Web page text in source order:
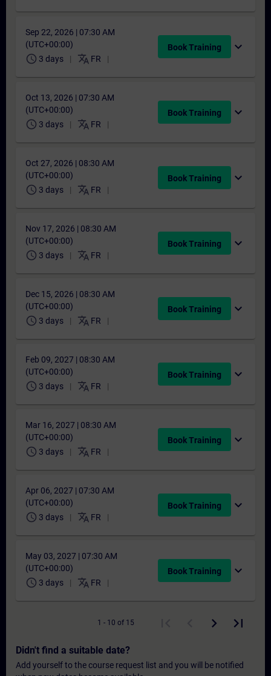
Sep 22, 2026 | 07:30 AM
(UTC+00:00)
schedule 3 days translate FR
Book Training expand_more
Oct 13, 2026 | 07:30 AM
(UTC+00:00)
schedule 3 days translate FR
Book Training expand_more
Oct 27, 2026 | 08:30 AM
(UTC+00:00)
schedule 3 days translate FR
Book Training expand_more
Nov 17, 2026 | 08:30 AM
(UTC+00:00)
schedule 3 days translate FR
Book Training expand_more
Dec 15, 2026 | 08:30 AM
(UTC+00:00)
schedule 3 days translate FR
Book Training expand_more
Feb 09, 2027 | 08:30 AM
(UTC+00:00)
schedule 3 days translate FR
Book Training expand_more
Mar 16, 2027 | 08:30 AM
(UTC+00:00)
schedule 3 days translate FR
Book Training expand_more
Apr 06, 2027 | 07:30 AM
(UTC+00:00)
schedule 3 days translate FR
Book Training expand_more
May 03, 2027 | 07:30 AM
(UTC+00:00)
schedule 3 days translate FR
Book Training expand_more
1 - 10 of 15
Didn't find a suitable date?
Add yourself to the course request list and you will be notified